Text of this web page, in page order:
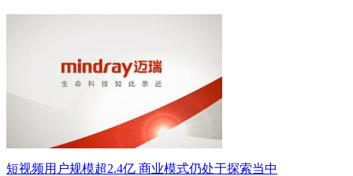
短视频用户规模超2.4亿 商业模式仍处于探索当中